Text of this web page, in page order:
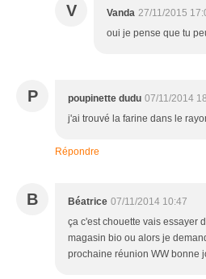
V Vanda 27/11/2015
oui je pense que tu
P poupinette dudu 07/11/2014
j'ai trouvé la farine dans le
Répondre
B Béatrice 07/11/2014 10:47
ça c'est chouette vais essayer
magasin bio ou alors je
prochaine réunion WW bonne